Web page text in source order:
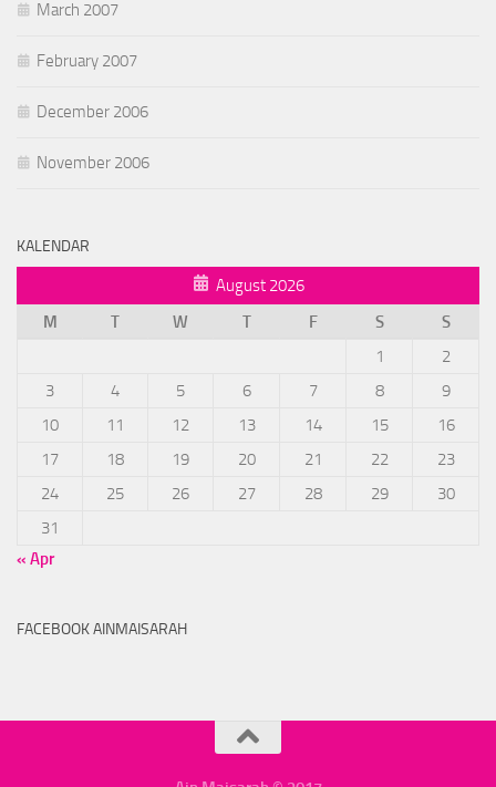
March 2007
February 2007
December 2006
November 2006
KALENDAR
August 2026
M
T W T F S
S
1
2
3
4 5 6 7 8
9
10
11 12 13 14 15
16
17
18 19 20 21 22
23
24
25 26 27 28 29
30
31
« Apr
FACEBOOK AINMAISARAH